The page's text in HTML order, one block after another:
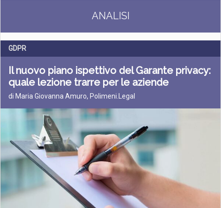
ANALISI
GDPR
Il nuovo piano ispettivo del Garante privacy:
quale lezione trarre per le aziende
di Maria Giovanna Amuro, Polimeni.Legal